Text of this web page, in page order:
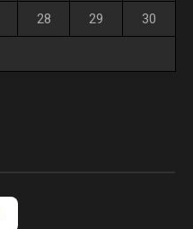
28 29 30